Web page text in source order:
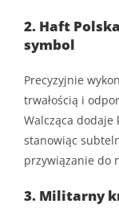
2. Haft
symbol
Precyzyjnie
trwałością i
Walcząca dodaje
stanowiąc
przywiązanie do
3. Militarny